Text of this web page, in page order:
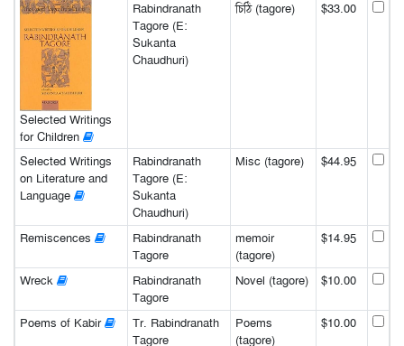
Selected Writings
for Children
Rabindranath
Tagore (E:
Sukanta
Chaudhuri)
চিঠি (tagore) $33.00
Selected Writings
on Literature and
Language
Rabindranath
Tagore (E:
Sukanta
Chaudhuri)
Misc (tagore) $44.95
Remiscences
Rabindranath
Tagore
memoir
(tagore)
$14.95
Wreck
Rabindranath
Tagore
Novel (tagore) $10.00
Poems of Kabir
Tr. Rabindranath
Tagore
Poems
(tagore)
$10.00